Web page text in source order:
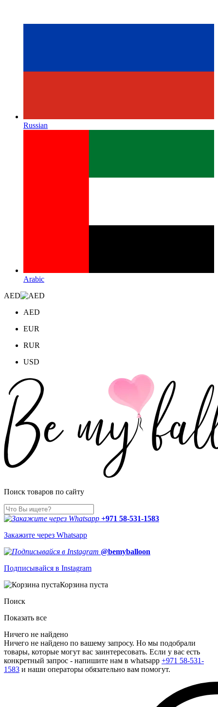
Russian
Arabic
AED
AED
EUR
RUR
USD
Поиск товаров по сайту
+971 58-531-1583
Закажите через Whatsapp
@bemyballoon
Подписывайся в Instagram
Корзина пуста
Поиск
Показать все
Ничего не найдено
Ничего не найдено по вашему запросу. Но мы подобрали
товары, которые могут вас заинтересовать. Если у вас есть
конкретный запрос - напишите нам в whatsapp +971 58-531-
1583 и наши операторы обязательно вам помогут.